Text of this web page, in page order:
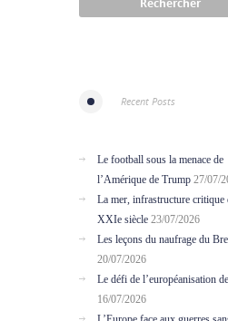
Recent Posts
Le football sous la menace de
l’Amérique de Trump 27/07/
La mer, infrastructure critique
XXIe siècle 23/07/2026
Les leçons du naufrage du
20/07/2026
Le défi de l’européanisation
16/07/2026